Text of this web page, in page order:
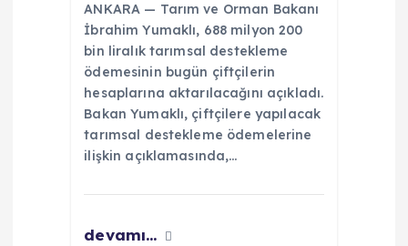
ANKARA — Tarım ve Orman Bakanı
İbrahim Yumaklı, 688 milyon 200
bin liralık tarımsal destekleme
ödemesinin bugün çiftçilerin
hesaplarına aktarılacağını açıkladı.
Bakan Yumaklı, çiftçilere yapılacak
tarımsal destekleme ödemelerine
ilişkin açıklamasında,…
devamı...